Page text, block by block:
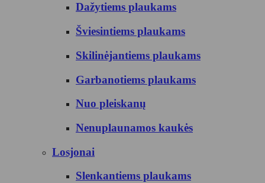
Dažytiems plaukams
Šviesintiems plaukams
Skilinėjantiems plaukams
Garbanotiems plaukams
Nuo pleiskanų
Nenuplaunamos kaukės
Losjonai
Slenkantiems plaukams